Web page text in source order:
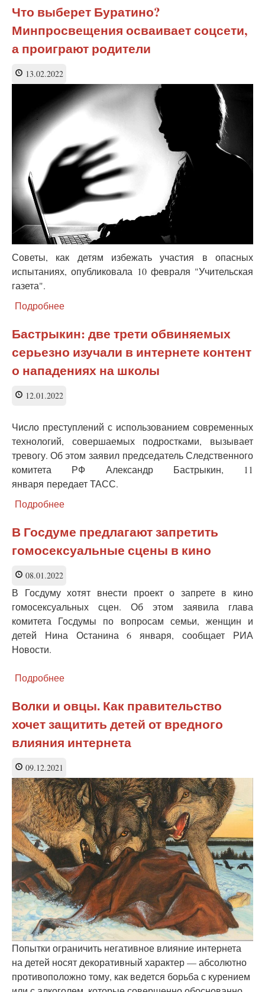
вводит
запрет
на
в
несовершеннолетних
Что выберет Буратино?
Минпросвещения осваивает соцсети,
а проиграют родители
13.02.2022
Советы, как детям избежать участия в опасных
испытаниях, опубликовала 10 февраля "Учительская
газета".
Подробнее
выберет
Буратино?
Минпросвещения
соцсети,
Бастрыкин: две трети обвиняемых
серьезно изучали в интернете контент
о нападениях на школы
12.01.2022
Число преступлений с использованием современных
технологий, совершаемых подростками, вызывает
тревогу. Об этом заявил председатель Следственного
комитета РФ Александр Бастрыкин, 11
января передает ТАСС.
Подробнее
две
трети
обвиняемых
интернете
контент
о
нападениях
В Госдуме предлагают запретить
гомосексуальные сцены в кино
08.01.2022
В Госдуму хотят внести проект о запрете в кино
гомосексуальных сцен. Об этом заявила глава
комитета Госдумы по вопросам семьи, женщин и
детей Нина Останина 6 января, сообщает РИА
Новости.
Подробнее
Госдуме
предлагают
запретить
сцены
Волки и овцы. Как правительство
хочет защитить детей от вредного
влияния интернета
09.12.2021
Попытки ограничить негативное влияние интернета
на детей носят декоративный характер — абсолютно
противоположно тому, как ведется борьба с курением